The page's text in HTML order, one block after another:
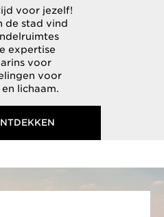
voor jezelf!
de stad vind
expertise
voor
voor
lichaam.